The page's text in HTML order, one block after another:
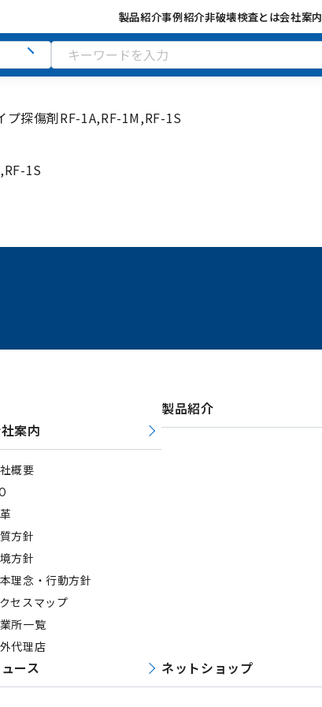
製品紹介事例紹介非破壊検査とは会社案内
プ探傷剤RF-1A,RF-1M,RF-1S
1S
案内
概要
方針
方針
理念・行動方針
セスマップ
所一覧
代理店
製品紹介
ース ネットショップ